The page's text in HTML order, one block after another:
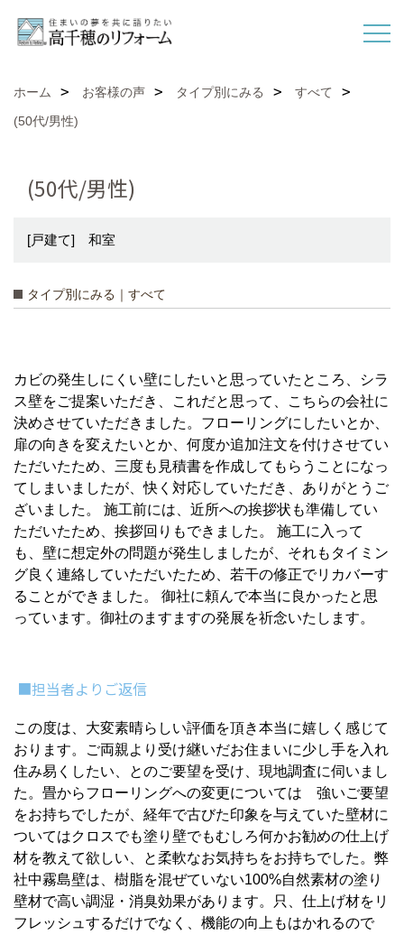
ホーム お客様の声 タイプ別にみる
すべて
(50代/男性)
(50代/男性)
[戸建て] 和室
タイプ別にみる｜すべて
カビの発生しにくい壁にしたいと思っていたところ、シラ
ス壁をご提案いただき、これだと思って、こちらの会社に
決めさせていただきました。フローリングにしたいとか、
扉の向きを変えたいとか、何度か追加注文を付けさせてい
ただいたため、三度も見積書を作成してもらうことになっ
てしまいましたが、快く対応していただき、ありがとうご
ざいました。 施工前には、近所への挨拶状も準備してい
ただいたため、挨拶回りもできました。 施工に入って
も、壁に想定外の問題が発生しましたが、それもタイミン
グ良く連絡していただいたため、若干の修正でリカバーす
ることができました。 御社に頼んで本当に良かったと思
っています。御社のますますの発展を祈念いたします。
■担当者よりご返信
この度は、大変素晴らしい評価を頂き本当に嬉しく感じて
おります。ご両親より受け継いだお住まいに少し手を入れ
住み易くしたい、とのご要望を受け、現地調査に伺いまし
た。畳からフローリングへの変更については 強いご要望
をお持ちでしたが、経年で古びた印象を与えていた壁材に
ついてはクロスでも塗り壁でもむしろ何かお勧めの仕上げ
材を教えて欲しい、と柔軟なお気持ちをお持ちでした。弊
社中霧島壁は、樹脂を混ぜていない100%自然素材の塗り
壁材で高い調湿・消臭効果があります。只、仕上げ材をリ
フレッシュするだけでなく、機能の向上もはかれるので